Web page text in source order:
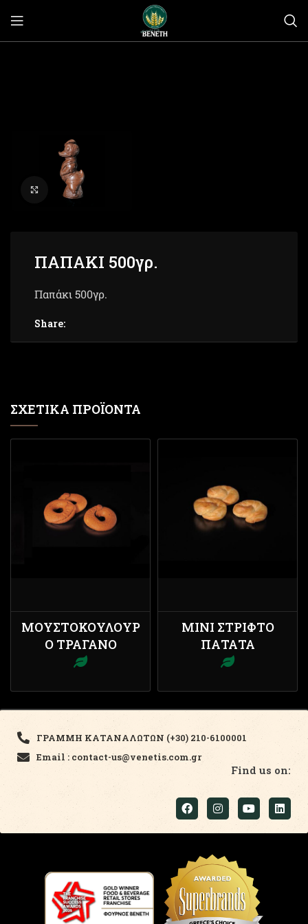
Click to enlarge
ΠΑΠΑΚΙ 500γρ.
Παπάκι 500γρ.
Share:
ΣΧΕΤΙΚΆ ΠΡΟΪΌΝΤΑ
ΜΟΥΣΤΟΚΟΎΛΟΥΡ
Ο ΤΡΑΓΑΝΌ
ΜΊΝΙ ΣΤΡΙΦΤΌ
ΠΑΤΆΤΑ
ΓΡΑΜΜΗ ΚΑΤΑΝΑΛΩΤΩΝ (+30) 210-6100001
Email : contact-us@venetis.com.gr
Find us on: